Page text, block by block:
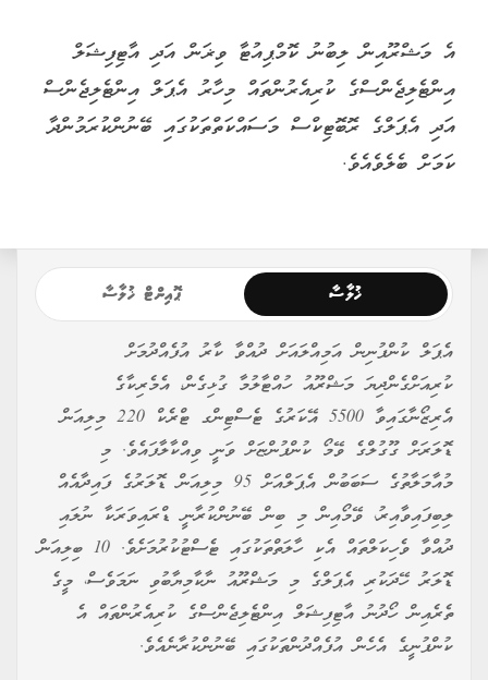
އެ މަޝްރޫއިން ލިބުނު ކޮމްޕިއުޓާ ވިޜަން އަދި އާޓިފިޝަލް
އިންޓެލިޖެންސްގެ ކުރިއެރުންތައް މިހާރު އެޕަލް އިންޓެލިޖެންސް
އަދި އެޕަލްގެ ރޮބޮޓިކްސް މަސައްކަތްތަކުގައި ބޭނުންކުރަމުންދާ
ކަމަށް ބެލެވެއެވެ.
ޚުލާސާ ޕޮއިންޓް ޚުލާސާ
އެޕަލް ކުންފުނިން އަމިއްލައަށް ދުއްވާ ކާރު އުފެއްދުމަށް
ކުރިއަށްގެންދިޔަ މަޝްރޫއު ހުއްޓާލުމާ ގުޅިގެން، އެމެރިކާގެ
އެރިޒޯނާގައިވާ 5500 އޭކަރުގެ ޓެސްޓިންގ ޓްރެކް 220 މިލިއަން
ޑޮލަރަށް ގޫގުލްގެ ވޭމޯ ކުންފުންޏަށް ވަނީ ވިއްކާލާފައެވެ. މި
މުއާމަލާތުގެ ސަބަބުން އެޕަލްއަށް 95 މިލިއަން ޑޮލަރުގެ ފައިދާއެއް
ލިބިފައިވާއިރު، ވޭމޯއިން މި ބިން ބޭނުންކުރާނީ ޑްރައިވަރަކާ ނުލައި
ދުއްވާ ވެހިކަލްތައް އެކި ހާލަތްތަކުގައި ޓެސްޓުކުރުމަށެވެ. 10 ބިލިއަން
ޑޮލަރު ހޭދަކުރި އެޕަލްގެ މި މަޝްރޫއު ނާކާމިޔާބުވި ނަމަވެސް، މީގެ
ތެރެއިން ހޯދުނު އާޓިފިޝަލް އިންޓެލިޖެންސްގެ ކުރިއެރުންތައް އެ
ކުންފުނީގެ އެހެން އުފެއްދުންތަކުގައި ބޭނުންކުރާނެއެވެ.